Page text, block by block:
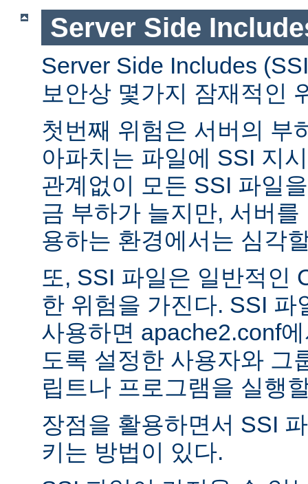
Server Side
Server Side Includes
보안상 몇가지 잠재적인
첫번째 위험은 서버의 부
아파치는 파일에 SSI 지
관계없이 모든 SSI 파일
금 부하가 늘지만, 서버
용하는 환경에서는 심각
또, SSI 파일은 일반적인
한 위험을 가진다. SSI 파
사용하면 apache2.conf
도록 설정한 사용자와 그
립트나 프로그램을 실행
장점을 활용하면서 SSI
키는 방법이 있다.